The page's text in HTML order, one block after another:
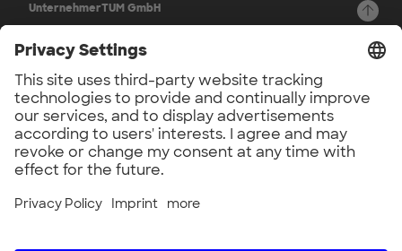
UnternehmerTUM GmbH
D-85748 München
Privacy Settings
© 2026
Channels
Back to top